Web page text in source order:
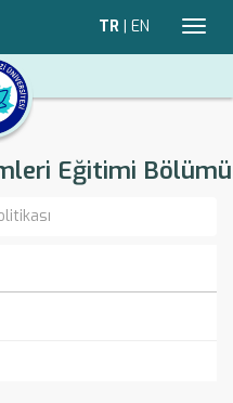
TR | EN
Eğitimi Bölümü